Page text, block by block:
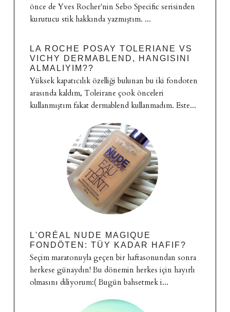
önce de Yves Rocher'nin Sebo Specific serisinden
kurutucu stik hakkında yazmıştım. ...
LA ROCHE POSAY TOLERIANE VS
VICHY DERMABLEND, HANGISINI
ALMALIYIM??
Yüksek kapatıcılık özelliği bulunan bu iki fondoten
arasında kaldım, Toleirane çook önceleri
kullanmıştım fakat dermablend kullanmadım. Este...
L'ORÉAL NUDE MAGIQUE
FONDÖTEN: TÜY KADAR HAFIF?
Seçim maratonuyla geçen bir haftasonundan sonra
herkese günaydın! Bu dönemin herkes için hayırlı
olmasını diliyorum:( Bugün bahsetmek i...